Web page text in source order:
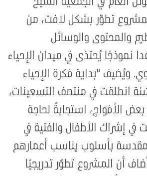
تطوّر بشكل لافت، من
والمحتوى والوسائل
نموذجًا يُحتذى في ميدان الإحياء
ويُضيف "بداية فكرة الإحياء
انطلقت في منتصف التسعينات،
بعض الأفواج، استجابةً لحاجة
في إشراك الأطفال والفتية في
بأسلوب يناسب أعمارهم
أن المشروع تطوّر تدريجيًا